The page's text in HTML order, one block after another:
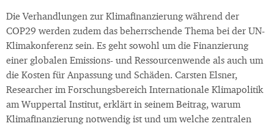
Die Verhandlungen zur Klimafinanzierung während der
COP29 werden zudem das beherrschende Thema bei der UN-
Klimakonferenz sein. Es geht sowohl um die Finanzierung
einer globalen Emissions- und Ressourcenwende als auch um
die Kosten für Anpassung und Schäden. Carsten Elsner,
Researcher im Forschungsbereich Internationale Klimapolitik
am Wuppertal Institut, erklärt in seinem Beitrag, warum
Klimafinanzierung notwendig ist und um welche zentralen